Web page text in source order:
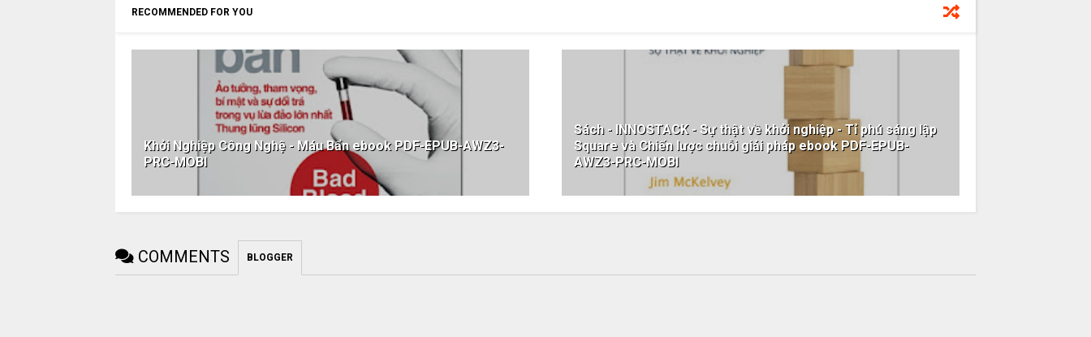
RECOMMENDED FOR YOU
Khởi Nghiệp Công Nghệ - Máu Bẩn ebook PDF-EPUB-AWZ3-
PRC-MOBI
Sách - INNOSTACK - Sự thật về khởi nghiệp - Tỉ phú sáng lập
Square và Chiến lược chuỗi giải pháp ebook PDF-EPUB-
AWZ3-PRC-MOBI
COMMENTS BLOGGER